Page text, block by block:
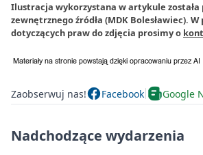
Ilustracja wykorzystana w artykule została
zewnętrznego źródła (MDK Bolesławiec).
dotyczących praw do zdjęcia prosimy o
Zaobserwuj nas! Facebook Google
Nadchodzące wydarzenia